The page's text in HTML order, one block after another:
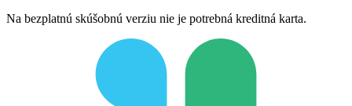
Na bezplatnú skúšobnú verziu nie je potrebná kreditná karta.